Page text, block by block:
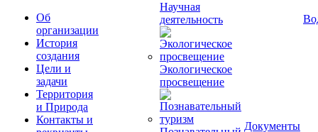
Об
организации
История
создания
Цели и
задачи
Территория
и Природа
Контакты и
Научная
деятельность
Экологическое
просвещение
Документы